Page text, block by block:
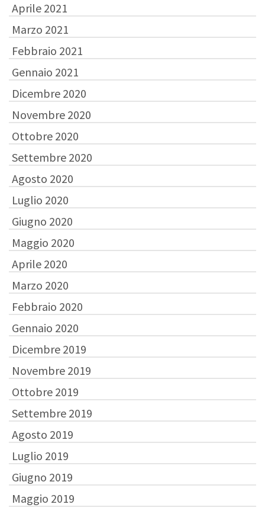
Aprile 2021
Marzo 2021
Febbraio 2021
Gennaio 2021
Dicembre 2020
Novembre 2020
Ottobre 2020
Settembre 2020
Agosto 2020
Luglio 2020
Giugno 2020
Maggio 2020
Aprile 2020
Marzo 2020
Febbraio 2020
Gennaio 2020
Dicembre 2019
Novembre 2019
Ottobre 2019
Settembre 2019
Agosto 2019
Luglio 2019
Giugno 2019
Maggio 2019